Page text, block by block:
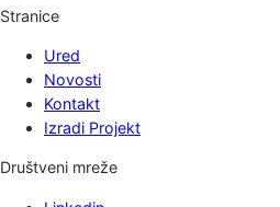
Stranice
Ured
Novosti
Kontakt
Izradi Projekt
Društveni mreže